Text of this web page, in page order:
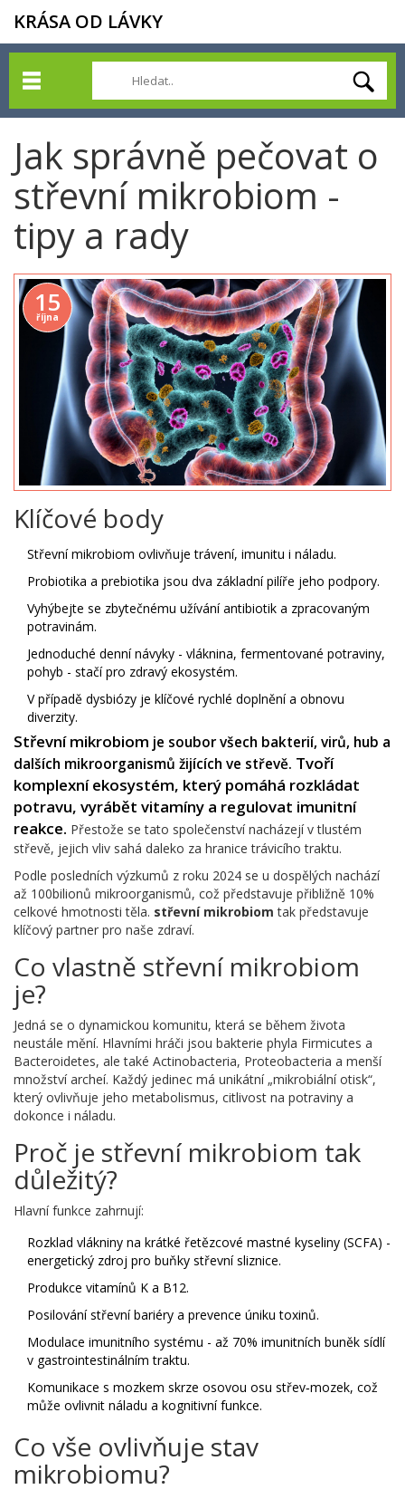
KRÁSA OD LÁVKY
Jak správně pečovat o
střevní mikrobiom -
tipy a rady
15
října
Klíčové body
Střevní mikrobiom ovlivňuje trávení, imunitu i náladu.
Probiotika a prebiotika jsou dva základní pilíře jeho podpory.
Vyhýbejte se zbytečnému užívání antibiotik a zpracovaným
potravinám.
Jednoduché denní návyky - vláknina, fermentované potraviny,
pohyb - stačí pro zdravý ekosystém.
V případě dysbiózy je klíčové rychlé doplnění a obnovu
diverzity.
Střevní mikrobiom je soubor všech bakterií, virů, hub a
dalších mikroorganismů žijících ve střevě. Tvoří
komplexní ekosystém, který pomáhá rozkládat
potravu, vyrábět vitamíny a regulovat imunitní
reakce. Přestože se tato společenství nacházejí v tlustém
střevě, jejich vliv sahá daleko za hranice trávicího traktu.
Podle posledních výzkumů z roku 2024 se u dospělých nachází
až 100bilionů mikroorganismů, což představuje přibližně 10%
celkové hmotnosti těla. střevní mikrobiom tak představuje
klíčový partner pro naše zdraví.
Co vlastně střevní mikrobiom
je?
Jedná se o dynamickou komunitu, která se během života
neustále mění. Hlavními hráči jsou bakterie phyla Firmicutes a
Bacteroidetes, ale také Actinobacteria, Proteobacteria a menší
množství archeí. Každý jedinec má unikátní „mikrobiální otisk“,
který ovlivňuje jeho metabolismus, citlivost na potraviny a
dokonce i náladu.
Proč je střevní mikrobiom tak
důležitý?
Hlavní funkce zahrnují:
Rozklad vlákniny na krátké řetězcové mastné kyseliny (SCFA) -
energetický zdroj pro buňky střevní sliznice.
Produkce vitamínů K a B12.
Posilování střevní bariéry a prevence úniku toxinů.
Modulace imunitního systému - až 70% imunitních buněk sídlí
v gastrointestinálním traktu.
Komunikace s mozkem skrze osovou osu střev‑mozek, což
může ovlivnit náladu a kognitivní funkce.
Co vše ovlivňuje stav
mikrobiomu?